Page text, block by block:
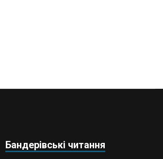
Бандерівські читання